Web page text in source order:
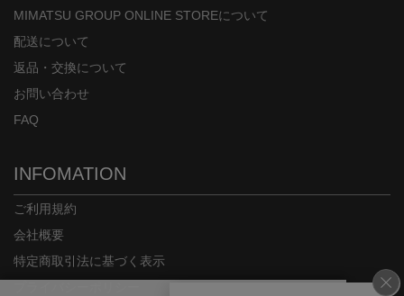
MIMATSU GROUP ONLINE STOREについて
配送について
返品・交換について
お問い合わせ
FAQ
INFOMATION
ご利用規約
会社概要
特定商取引法に基づく表示